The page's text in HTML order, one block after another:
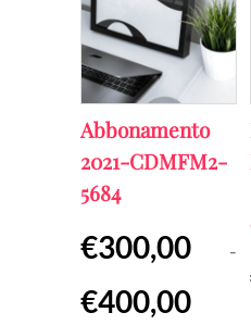
Abbonamento
2021-CDMFM2-
5684
€300,00 -
€400,00Fascia